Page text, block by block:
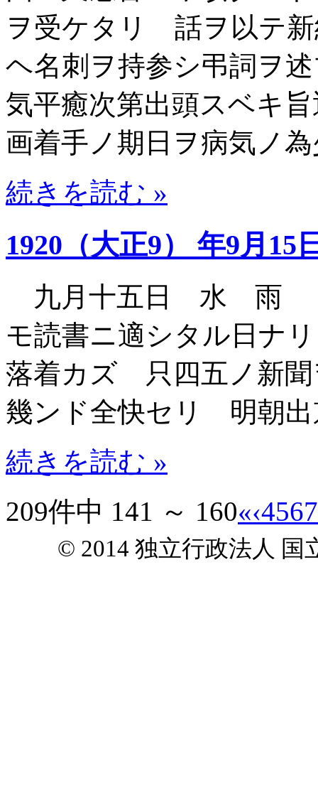
ヲ受ケタリ 話ヲ以テ
ヘ名刺ヲ持参シ弔詞ヲ
気平癒次第出頭スベキ
画着手ノ期日ヲ病気ノ
続きを読む »
1920（大正9） 年9月15
九月十五日 水 雨
モ読書ニ適シタル日ナ
落着カズ 只四五ノ新
幾ンド全快セリ 明朝出
続きを読む »
209件中 141 ～ 160«‹4567
© 2014 独立行政法人 国